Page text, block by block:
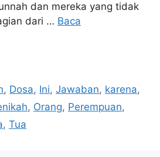
dan mereka yang tidak
dari … Baca
, Dosa, Ini,Jawaban, karena,
, Orang, Perempuan,
, Tua